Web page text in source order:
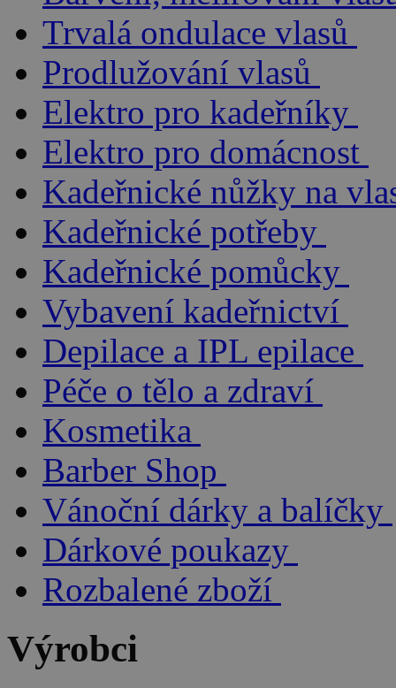
Trvalá ondulace vlasů
Prodlužování vlasů
Elektro pro kadeřníky
Elektro pro domácnost
Kadeřnické nůžky na
Kadeřnické potřeby
Kadeřnické pomůcky
Vybavení kadeřnictví
Depilace a IPL epilace
Péče o tělo a zdraví
Kosmetika
Barber Shop
Vánoční dárky a balíčky
Dárkové poukazy
Rozbalené zboží
Výrobci